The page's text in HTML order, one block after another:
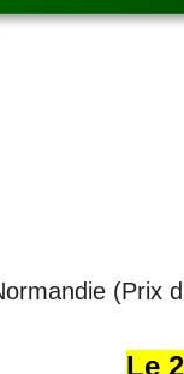
(Prix
Le